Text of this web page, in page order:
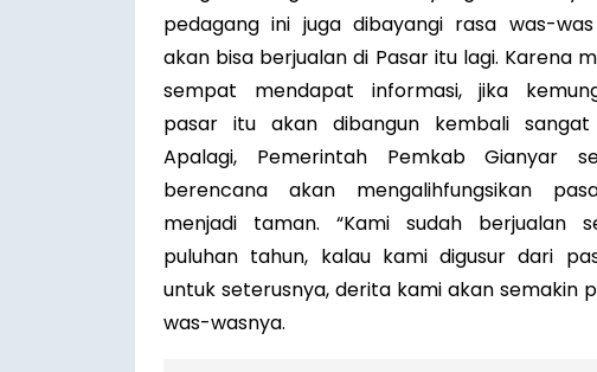
pedagang ini juga dibayangi rasa was-
akan bisa berjualan di Pasar itu lagi. Karena
sempat mendapat informasi, jika
pasar itu akan dibangun kembali sangat
Apalagi, Pemerintah Pemkab Gianyar
berencana akan mengalihfungsikan
menjadi taman. “Kami sudah berjualan
puluhan tahun, kalau kami digusur dari
untuk seterusnya, derita kami akan semakin
was-wasnya.